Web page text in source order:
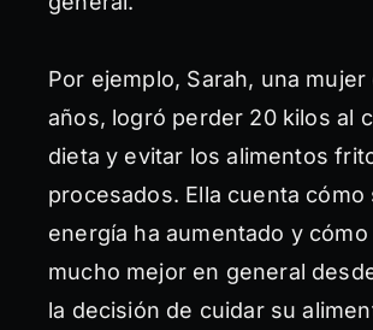
Por ejemplo, Sarah, una mujer
años, logró perder 20 kilos al
dieta y evitar los alimentos
procesados. Ella cuenta cómo
energía ha aumentado y
mucho mejor en general
la decisión de cuidar su